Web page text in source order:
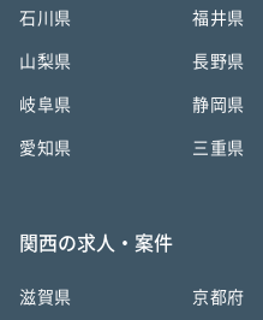
石川県 福井県
山梨県 長野県
岐阜県 静岡県
愛知県 三重県
関西の求人・案件
滋賀県 京都府